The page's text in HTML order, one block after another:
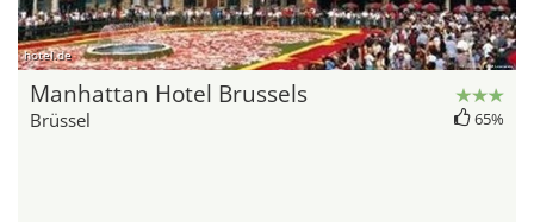
hotel.de
Manhattan Hotel Brussels
Brüssel 65%